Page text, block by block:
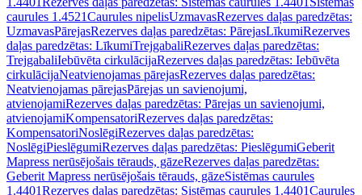
caurules 1.4521Caurules nipelisUzmavasRezerves daļas paredzētas:
UzmavasPārejasRezerves daļas paredzētas: PārejasLīkumiRezerves
daļas paredzētas: LīkumiTrejgabaliRezerves daļas paredzētas:
TrejgabaliIebūvēta cirkulācijaRezerves daļas paredzētas: Iebūvēta
cirkulācijaNeatvienojamas pārejasRezerves daļas paredzētas:
Neatvienojamas pārejasPārejas un savienojumi,
atvienojamiRezerves daļas paredzētas: Pārejas un savienojumi,
atvienojamiKompensatoriRezerves daļas paredzētas:
KompensatoriNoslēgiRezerves daļas paredzētas:
NoslēgiPieslēgumiRezerves daļas paredzētas: PieslēgumiGeberit
Mapress nerūsējošais tērauds, gāzeRezerves daļas paredzētas:
Geberit Mapress nerūsējošais tērauds, gāzeSistēmas caurules
1.4401Rezerves daļas paredzētas: Sistēmas caurules 1.4401Caurules